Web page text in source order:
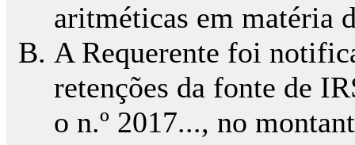
aritméticas em matéria
A Requerente foi
retenções da fonte de
o n.º 2017..., no